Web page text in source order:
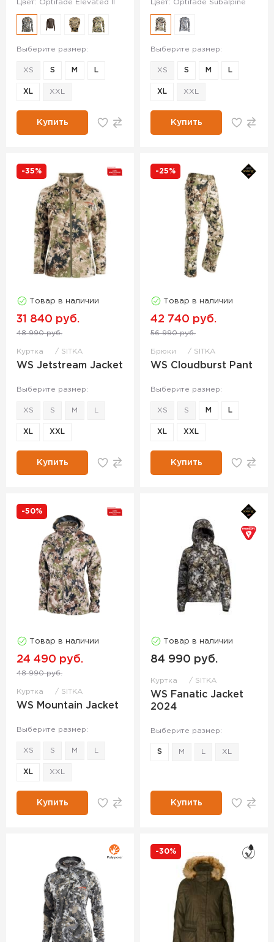
Цвет: Optifade Elevated II
Выберите размер:
XS S M L
XL XXL
Купить
Цвет: Optifade Subalpine
Выберите размер:
XS S M L
XL XXL
Купить
-35%
Товар в наличии
31 840 руб.
48 990 руб.
Куртка SITKA
WS Jetstream Jacket
Выберите размер:
XS S M
XL XXL
Купить
-25%
Товар в наличии
42 740 руб.
56 990 руб.
Брюки SITKA
WS Cloudburst Pant
Выберите размер:
XS S M L
XL XXL
Купить
-50%
Товар в наличии
24 490 руб.
48 990 руб.
Куртка SITKA
WS Mountain Jacket
Выберите размер:
XS S M
XL XXL
Купить
Товар в наличии
84 990 руб.
Куртка SITKA
WS Fanatic Jacket
2024
Выберите размер:
S M XL
Купить
-30%